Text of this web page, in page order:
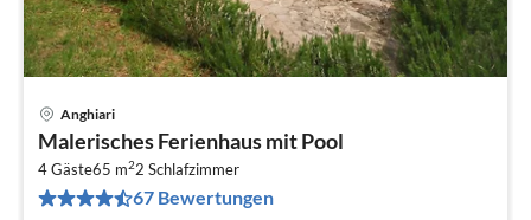
Anghiari
Malerisches Ferienhaus mit Pool
4 Gäste65 m22 Schlafzimmer
67 Bewertungen